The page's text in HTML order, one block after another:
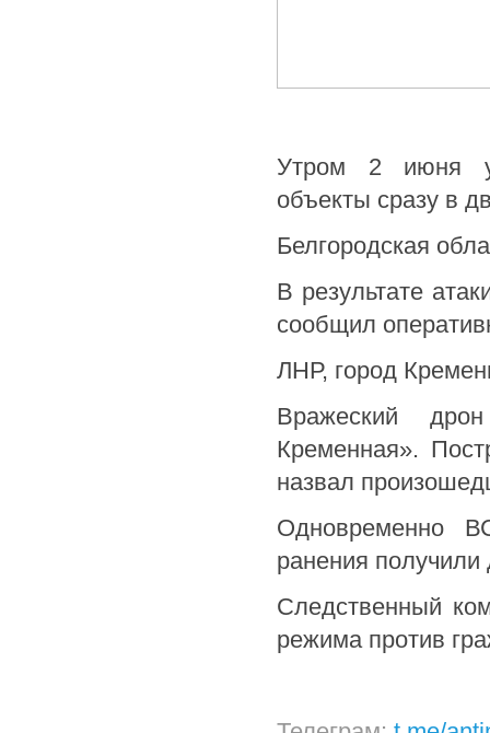
Утром 2 июня
объекты сразу в
Белгородская
В результате
сообщил
ЛНР, город
Вражеский
Кременная».
назвал
Одновременно
ранения
Следственный
режима против